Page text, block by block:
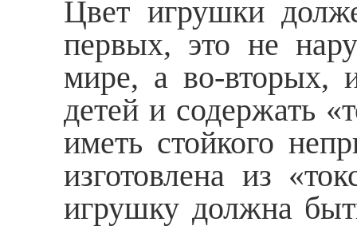
Цвет игрушки
первых, это не
мире, а во-вторых,
детей и содержать
иметь стойкого
изготовлена из
игрушку должна